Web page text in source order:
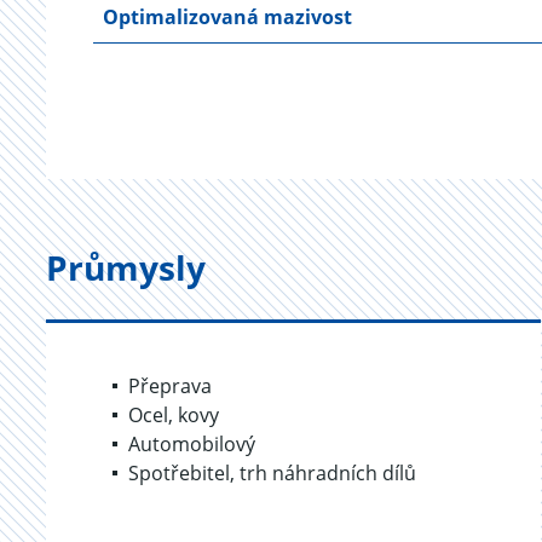
Optimalizovaná mazivost
Průmysly
Přeprava
Ocel, kovy
Automobilový
Spotřebitel, trh náhradních dílů